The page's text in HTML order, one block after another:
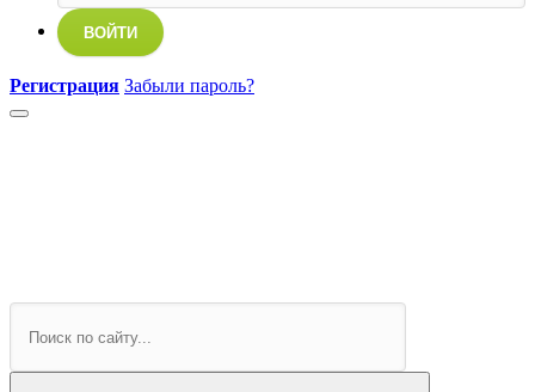
ВОЙТИ
Регистрация Забыли пароль?